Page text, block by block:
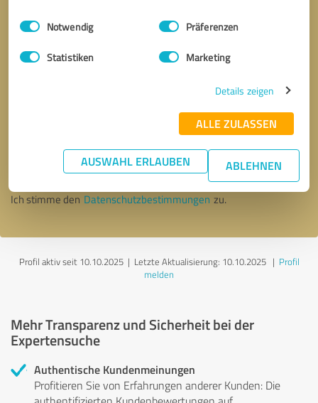
Impressum Datenschutzbestimmungen
Einwilligungsauswahl
Notwendig Präferenzen
Statistiken Marketing
Details zeigen
ALLE ZULASSEN
AUSWAHL ERLAUBEN ABLEHNEN
* Erforderliche Angaben
Nachricht senden
Ich stimme den Datenschutzbestimmungen zu.
Profil aktiv seit 10.10.2025 | Letzte Aktualisierung: 10.10.2025| Profil
melden
Mehr Transparenz und Sicherheit bei der
Expertensuche
Authentische Kundenmeinungen
Profitieren Sie von Erfahrungen anderer Kunden: Die